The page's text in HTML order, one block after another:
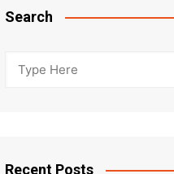
Search
Recent Posts